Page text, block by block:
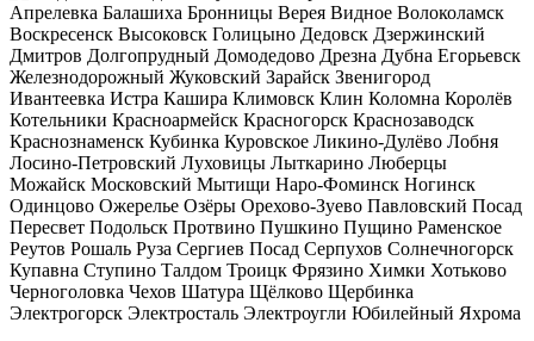
Апрелевка Балашиха Бронницы Верея Видное Волоколамск
Воскресенск Высоковск Голицыно Дедовск Дзержинский
Дмитров Долгопрудный Домодедово Дрезна Дубна Егорьевск
Железнодорожный Жуковский Зарайск Звенигород
Ивантеевка Истра Кашира Климовск Клин Коломна Королёв
Котельники Красноармейск Красногорск Краснозаводск
Краснознаменск Кубинка Куровское Ликино-Дулёво Лобня
Лосино-Петровский Луховицы Лыткарино Люберцы
Можайск Московский Мытищи Наро-Фоминск Ногинск
Одинцово Ожерелье Озёры Орехово-Зуево Павловский Посад
Пересвет Подольск Протвино Пушкино Пущино Раменское
Реутов Рошаль Руза Сергиев Посад Серпухов Солнечногорск
Купавна Ступино Талдом Троицк Фрязино Химки Хотьково
Черноголовка Чехов Шатура Щёлково Щербинка
Электрогорск Электросталь Электроугли Юбилейный Яхрома